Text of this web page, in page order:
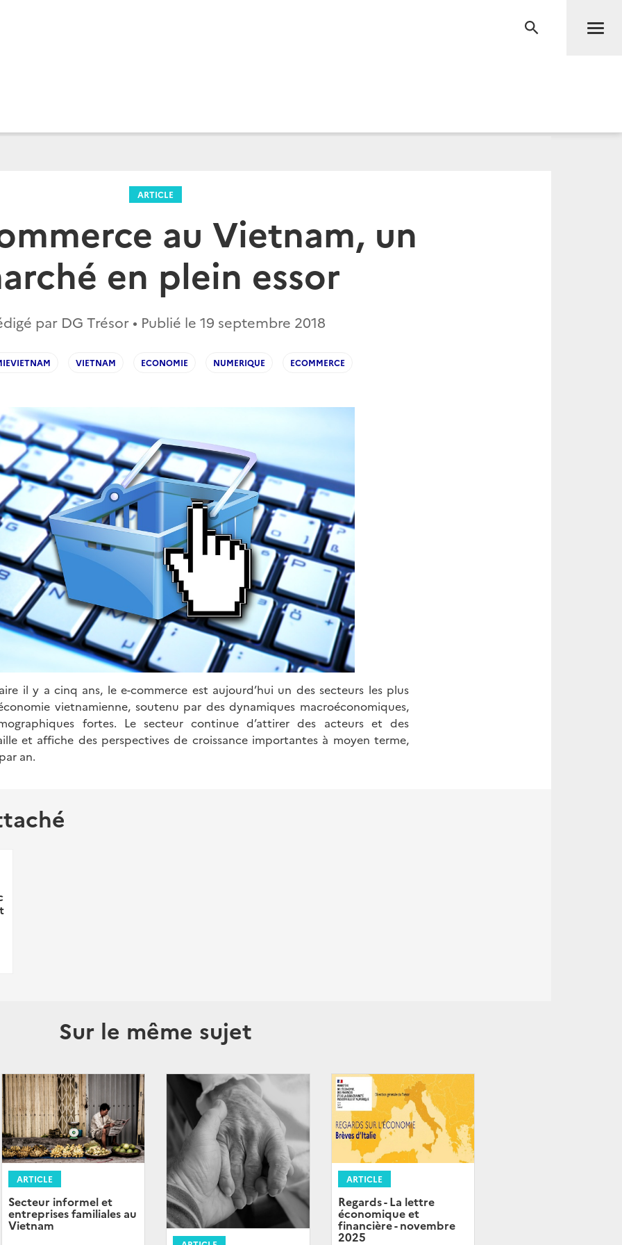
RECHERCHE
ARTICLE
au Vietnam, un
en plein essor
par DG Trésor • Publié le 19 septembre 2018
VIETNAM ECONOMIE NUMERIQUE ECOMMERCE
il y a cinq ans, le e-commerce est aujourd’hui un des secteurs les plus
vietnamienne, soutenu par des dynamiques macroéconomiques,
fortes. Le secteur continue d’attirer des acteurs et des
et affiche des perspectives de croissance importantes à moyen terme,
an.
Sur le même sujet
ARTICLE
Secteur informel et
entreprises familiales au
Vietnam
ARTICLE
Regards - La lettre
économique et
financière - novembre
2025